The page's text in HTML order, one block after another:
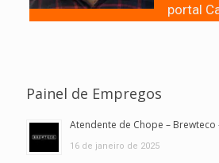
portal
Painel de Empregos
Atendente de Chope – Brewteco
16 de janeiro de 2025